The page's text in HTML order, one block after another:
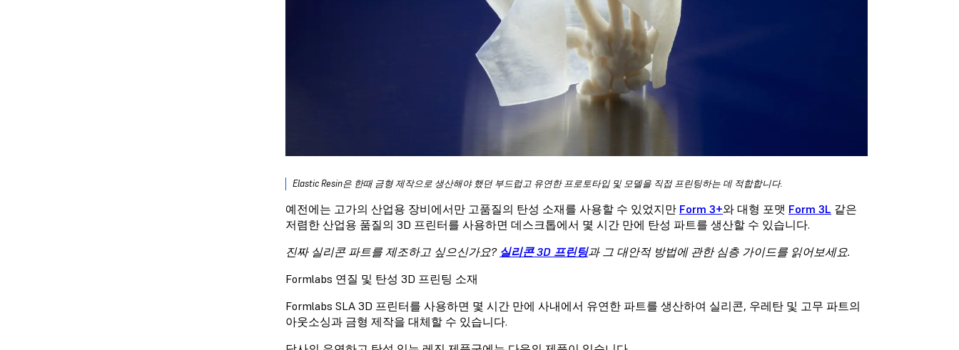
Elastic Resin은 한때 금형 제작으로 생산해야 했던 부드럽고 유연한 프로토타입 및 모델을 직접 프린팅하는 데 적합합니다.
예전에는 고가의 산업용 장비에서만 고품질의 탄성 소재를 사용할 수 있었지만 Form 3+와 대형 포맷 Form 3L 같은
저렴한 산업용 품질의 3D 프린터를 사용하면 데스크톱에서 몇 시간 만에 탄성 파트를 생산할 수 있습니다.
진짜 실리콘 파트를 제조하고 싶으신가요? 실리콘 3D 프린팅과 그 대안적 방법에 관한 심층 가이드를 읽어보세요.
Formlabs 연질 및 탄성 3D 프린팅 소재
Formlabs SLA 3D 프린터를 사용하면 몇 시간 만에 사내에서 유연한 파트를 생산하여 실리콘, 우레탄 및 고무 파트의
아웃소싱과 금형 제작을 대체할 수 있습니다.